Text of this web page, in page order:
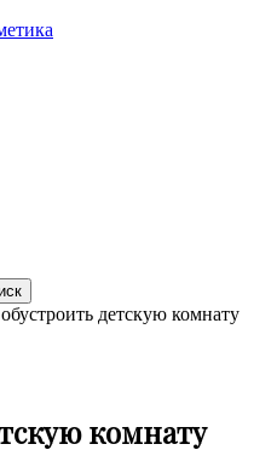
детскую комнату
комнату